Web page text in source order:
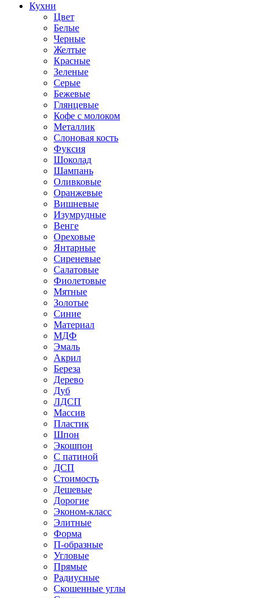
Кухни
Цвет
Белые
Черные
Желтые
Красные
Зеленые
Серые
Бежевые
Глянцевые
Кофе с молоком
Металлик
Слоновая кость
Фуксия
Шоколад
Шампань
Оливковые
Оранжевые
Вишневые
Изумрудные
Венге
Ореховые
Янтарные
Сиреневые
Салатовые
Фиолетовые
Мятные
Золотые
Синие
Материал
МДФ
Эмаль
Акрил
Береза
Дерево
Дуб
ЛДСП
Массив
Пластик
Шпон
Экошпон
С патиной
ДСП
Стоимость
Дешевые
Дорогие
Эконом-класс
Элитные
Форма
П-образные
Угловые
Прямые
Радиусные
Скошенные углы